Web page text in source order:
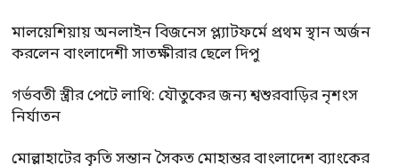
মালয়েশিয়ায় অনলাইন বিজনেস প্ল্যাটফর্মে প্রথম স্থান অর্জন
করলেন বাংলাদেশী সাতক্ষীরার ছেলে দিপু
গর্ভবতী স্ত্রীর পেটে লাথি: যৌতুকের জন্য শ্বশুরবাড়ির নৃশংস
নির্যাতন
মোল্লাহাটের কৃতি সন্তান সৈকত মোহান্তর বাংলাদেশ ব্যাংকের